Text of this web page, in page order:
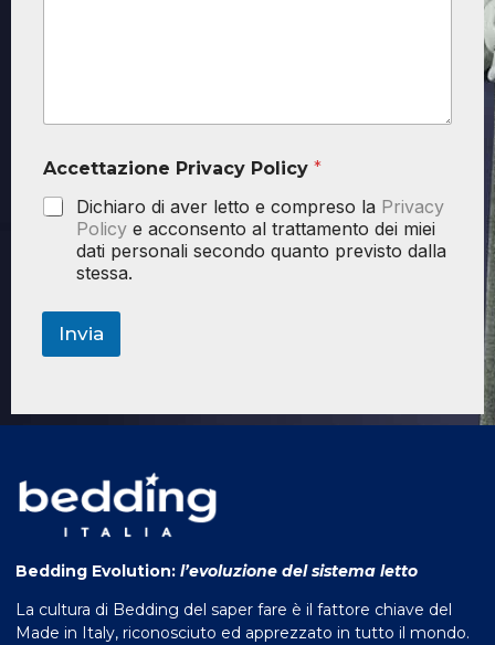
Accettazione Privacy Policy *
Dichiaro di aver letto e compreso la Privacy
Policy e acconsento al trattamento dei miei
dati personali secondo quanto previsto dalla
stessa.
Invia
Bedding Evolution: l’evoluzione del sistema letto
La cultura di Bedding del saper fare è il fattore chiave del
Made in Italy, riconosciuto ed apprezzato in tutto il mondo.